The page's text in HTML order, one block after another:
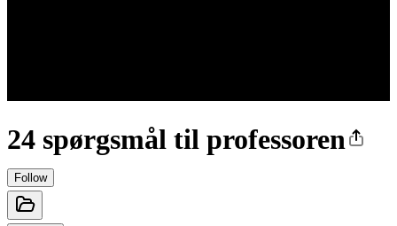
24 spørgsmål til professoren
Follow